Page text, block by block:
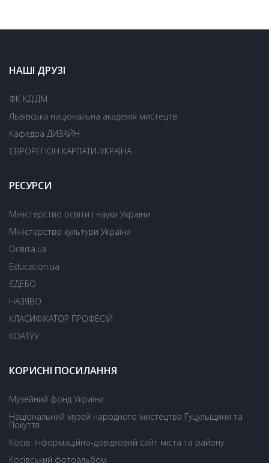
НАШІ ДРУЗІ
ФК КДІДМ
Львівська національна академія мистецтв
Кафедра ДИЗАЙН
ЄВРОРЕГІОН КАРПАТИ-УКРАЇНА
РЕСУРСИ
Міністерство освіти і науки України
Міністерство культури України
Освіта.ua
Education.ua
ЄДЕБО
НАЗЯВО
КЛАСИФІКАТОР ПРОФЕСІЙ
КОАТУУ
КОРИСНІ ПОСИЛАННЯ
Музейний фонд України
Національний музей народного мистецтва Гуцульщини та
Покуття
Косів. Інформаційно-довідковий сайт міста та району
Косівський фотоальбом